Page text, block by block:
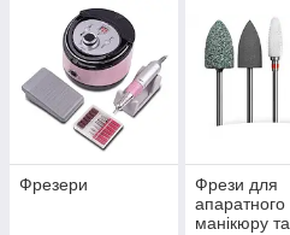
Фрезери
Фрези для
апаратного
манікюру та